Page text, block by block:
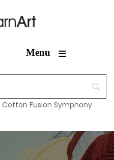
Menu ≡
Cotton Fusion Symphony